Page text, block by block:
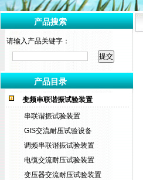
产品搜索
请输入产品关键字：
产品目录
变频串联谐振试验装置
串联谐振试验装置
GIS交流耐压试验设备
调频串联谐振试验装置
电缆交流耐压试验装置
变压器交流耐压试验装置